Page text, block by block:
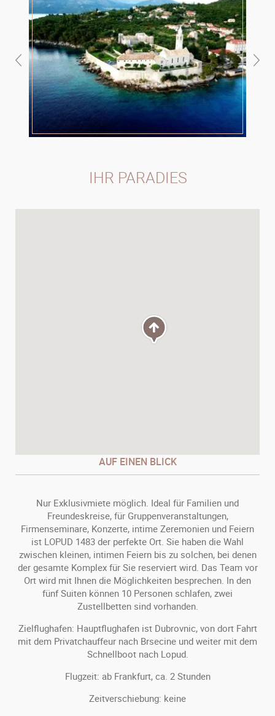
IHR PARADIES
AUF EINEN BLICK
Nur Exklusivmiete möglich. Ideal für Familien und
Freundeskreise, für Gruppenveranstaltungen,
Firmenseminare, Konzerte, intime Zeremonien und Feiern
ist LOPUD 1483 der perfekte Ort. Sie haben die Wahl
zwischen kleinen, intimen Feiern bis zu solchen, bei denen
der gesamte Komplex für Sie reserviert wird. Das Team vor
Ort wird mit Ihnen die Möglichkeiten besprechen. In den
fünf Suiten können 10 Personen schlafen, zwei
Zustellbetten sind vorhanden.
Zielflughafen: Hauptflughafen ist Dubrovnic, von dort Fahrt
mit dem Privatchauffeur nach Brsecine und weiter mit dem
Schnellboot nach Lopud.
Flugzeit: ab Frankfurt, ca. 2 Stunden
Zeitverschiebung: keine